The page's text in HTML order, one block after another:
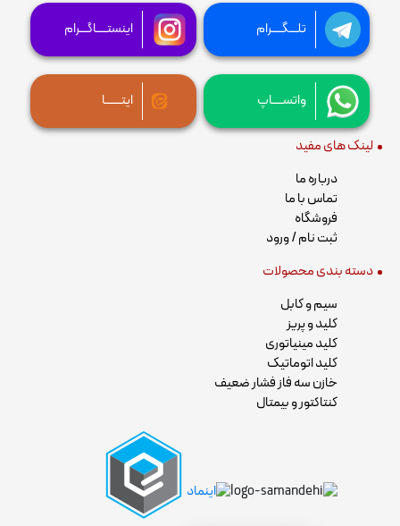
تلـــگــــرام اینستــــاگـــرام
واتســــاپ ایتــــــا
لینک های مفید
درباره ما
تماس با ما
فروشگاه
ثبت نام / ورود
دسته بندی محصولات
سیم و کابل
کلید و پریز
کلید مینیاتوری
کلید اتوماتیک
خازن سه فاز فشار ضعیف
کنتاکتور و بیمتال